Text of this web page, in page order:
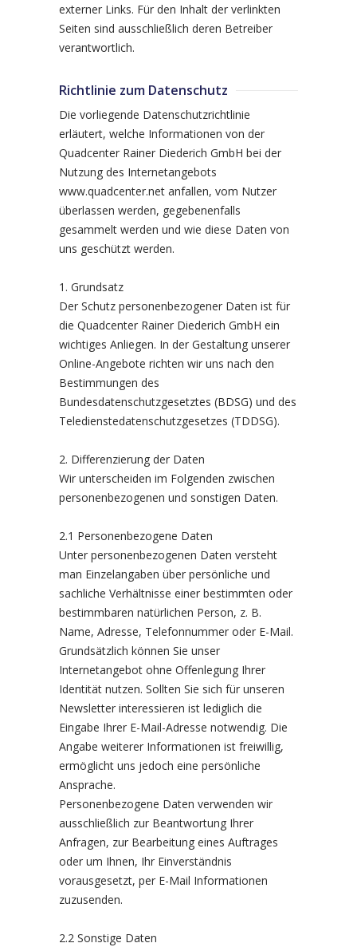
externer Links. Für den Inhalt der verlinkten
Seiten sind ausschließlich deren Betreiber
verantwortlich.
Richtlinie zum Datenschutz
Die vorliegende Datenschutzrichtlinie
erläutert, welche Informationen von der
Quadcenter Rainer Diederich GmbH bei der
Nutzung des Internetangebots
www.quadcenter.net anfallen, vom Nutzer
überlassen werden, gegebenenfalls
gesammelt werden und wie diese Daten von
uns geschützt werden.
1. Grundsatz
Der Schutz personenbezogener Daten ist für
die Quadcenter Rainer Diederich GmbH ein
wichtiges Anliegen. In der Gestaltung unserer
Online-Angebote richten wir uns nach den
Bestimmungen des
Bundesdatenschutzgesetztes (BDSG) und des
Teledienstedatenschutzgesetzes (TDDSG).
2. Differenzierung der Daten
Wir unterscheiden im Folgenden zwischen
personenbezogenen und sonstigen Daten.
2.1 Personenbezogene Daten
Unter personenbezogenen Daten versteht
man Einzelangaben über persönliche und
sachliche Verhältnisse einer bestimmten oder
bestimmbaren natürlichen Person, z. B.
Name, Adresse, Telefonnummer oder E-Mail.
Grundsätzlich können Sie unser
Internetangebot ohne Offenlegung Ihrer
Identität nutzen. Sollten Sie sich für unseren
Newsletter interessieren ist lediglich die
Eingabe Ihrer E-Mail-Adresse notwendig. Die
Angabe weiterer Informationen ist freiwillig,
ermöglicht uns jedoch eine persönliche
Ansprache.
Personenbezogene Daten verwenden wir
ausschließlich zur Beantwortung Ihrer
Anfragen, zur Bearbeitung eines Auftrages
oder um Ihnen, Ihr Einverständnis
vorausgesetzt, per E-Mail Informationen
zuzusenden.
2.2 Sonstige Daten